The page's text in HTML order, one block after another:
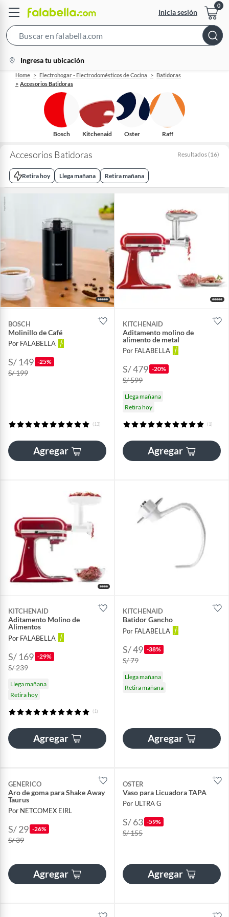
Inicia sesión
Bar
location-
icon
Ingresa tu ubicación
Home Electrohogar - Electrodomésticos de Cocina
Batidoras
Accesorios Batidoras
Bosch Kitchenaid Oster Raff
Accesorios Batidoras Resultados (16)
Retira hoy Llega mañana Retira mañana
BOSCH
Molinillo de Café
Por FALABELLA
S/ 149 -25%
S/ 199
(13)
Agregar
KITCHENAID
Aditamento molino de
alimento de metal
Por FALABELLA
S/ 479 -20%
S/ 599
Llega mañana
Retira hoy
(1)
Agregar
KITCHENAID
Aditamento Molino de
Alimentos
Por FALABELLA
S/ 169 -29%
S/ 239
Llega mañana
Retira hoy
(1)
Agregar
KITCHENAID
Batidor Gancho
Por FALABELLA
S/ 49 -38%
S/ 79
Llega mañana
Retira mañana
Agregar
GENERICO
Aro de goma para Shake Away
Taurus
Por NETCOMEX EIRL
S/ 29 -26%
S/ 39
Agregar
OSTER
Vaso para Licuadora TAPA
Por ULTRA G
S/ 63 -59%
S/ 155
Agregar